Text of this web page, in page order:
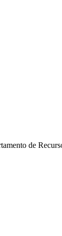
de